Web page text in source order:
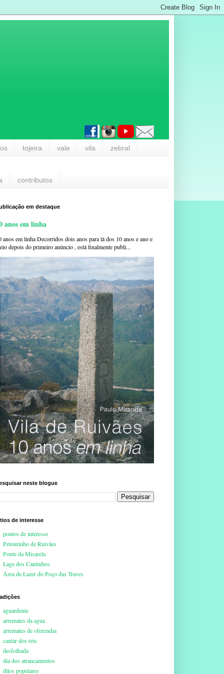
tojeira vale vila zebral
contributos
em destaque
anos em linha
anos em linha Decorridos dois anos para lá dos 10 anos e ano e
depois do primeiro anúncio , está finalmente publi...
neste blogue
de interesse
pontos de interesse
Pelourinho de Ruivães
Ponte da Misarela
Lage dos Cantinhos
Área de Lazer do Poço das Traves
aguardente
arremates da agua
arremates de oferendas
cantar dos reis
desfolhada
dia dos atrancamentos
ditos populares